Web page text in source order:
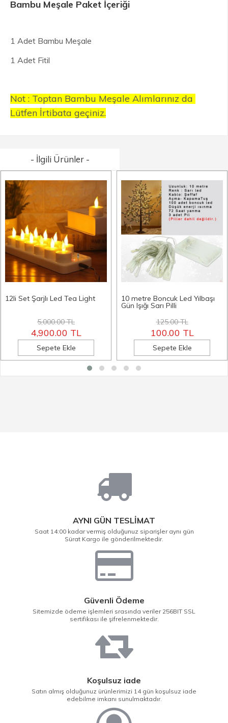
Bambu Meşale Paket İçeriği
1 Adet Bambu Meşale
1 Adet Fitil
Not : Toptan Bambu Meşale Alımlarınız da
Lütfen İrtibata geçiniz.
- İlgili Ürünler -
12li Set Şarjlı Led Tea Light
5,000.00 TL
4,900.00 TL
Sepete Ekle
10 metre Boncuk Led Yılbaşı
Gün Işığı Sarı Pilli
125.00 TL
100.00 TL
Sepete Ekle
AYNI GÜN TESLİMAT
Saat 14:00 kadar vermiş olduğunuz siparişler aynı gün
Sürat Kargo ile gönderilmektedir.
Güvenli Ödeme
Sitemizde ödeme işlemleri srasında veriler 256BIT SSL
sertifikası ile şifrelenmektedir.
Koşulsuz iade
Satın almış olduğunuz ürünlerimizi 14 gün koşulsuz iade
edebilme imkanı sunulmaktadır.